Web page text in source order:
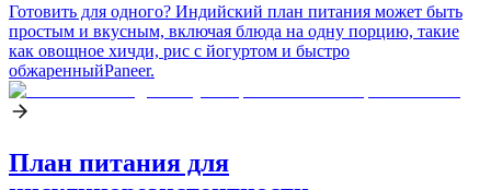
Готовить для одного? Индийский план питания может быть
простым и вкусным, включая блюда на одну порцию, такие
как овощное хичди, рис с йогуртом и быстро
обжаренныйPaneer.
План питания для